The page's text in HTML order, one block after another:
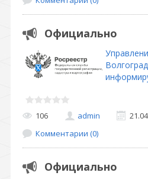
Официально
106 admin
Комментарии (0)
Официально